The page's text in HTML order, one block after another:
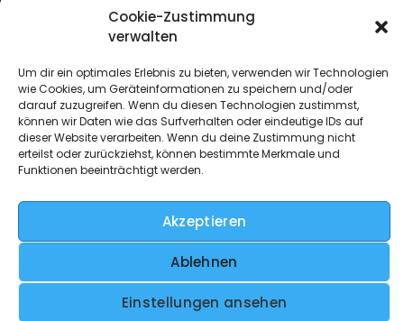
Cookie-Zustimmung
verwalten
Um dir ein optimales Erlebnis zu bieten, verwenden wir Technologien
wie Cookies, um Geräteinformationen zu speichern und/oder
darauf zuzugreifen. Wenn du diesen Technologien zustimmst,
können wir Daten wie das Surfverhalten oder eindeutige IDs auf
dieser Website verarbeiten. Wenn du deine Zustimmung nicht
erteilst oder zurückziehst, können bestimmte Merkmale und
Funktionen beeinträchtigt werden.
Akzeptieren
Ablehnen
Einstellungen ansehen
Haftungsausschluss
Copyright © 2026 SV Naturbad Wachtendonk e.V.